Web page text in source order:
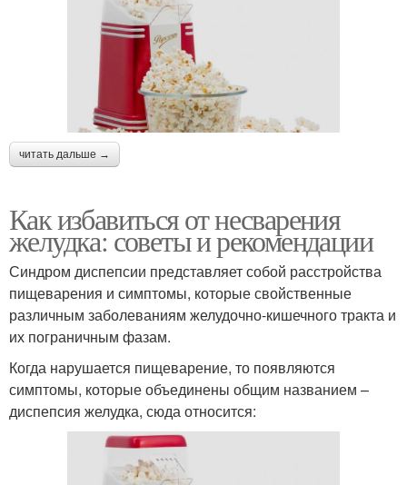
читать дальше →
Как избавиться от несварения
желудка: советы и рекомендации
Синдром диспепсии представляет собой расстройства
пищеварения и симптомы, которые свойственные
различным заболеваниям желудочно-кишечного тракта и
их пограничным фазам.
Когда нарушается пищеварение, то появляются
симптомы, которые объединены общим названием –
диспепсия желудка, сюда относится: